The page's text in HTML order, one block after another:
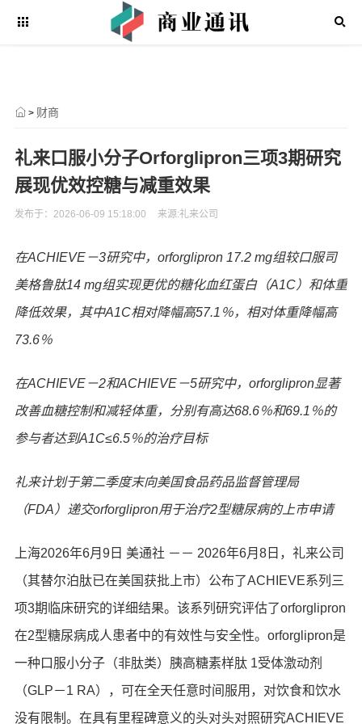
> 财商
礼来口服小分子Orforglipron三项3期研究
展现优效控糖与减重效果
发布于：2026-06-09 15:18:00 来源:礼来公司
在ACHIEVE－3研究中， orforglipron 17.2 mg组较口服司
美格鲁肽14 mg组实现更优的糖化血红蛋白（A1C）和体重
降低效果，其中A1C相对降幅高57.1％，相对体重降幅高
73.6％
在ACHIEVE－2和ACHIEVE－5研究中， orforglipron显著
改善血糖控制和减轻体重，分别有高达68.6％和69.1％的
参与者达到A1C≤6.5％的治疗目标
礼来计划于第二季度末向美国食品药品监督管理局
（FDA）递交orforglipron用于治疗2型糖尿病的上市申请
上海2026年6月9日 美通社 －－ 2026年6月8日，礼来公司
（其替尔泊肽已在美国获批上市）公布了ACHIEVE系列三
项3期临床研究的详细结果。该系列研究评估了orforglipron
在2型糖尿病成人患者中的有效性与安全性。orforglipron是
一种口服小分子（非肽类）胰高糖素样肽 1受体激动剂
（GLP－1 RA），可在全天任意时间服用，对饮食和饮水
没有限制。在具有里程碑意义的头对头对照研究ACHIEVE